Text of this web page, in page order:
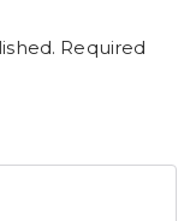
Required